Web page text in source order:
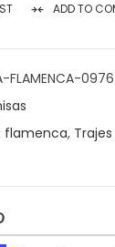
ADD TO
FLAMENCA-0976
flamenca,